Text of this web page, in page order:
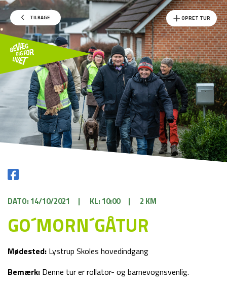
TILBAGE OPRET TUR
DATO: 14/10/2021 | KL: 10:00 | 2 KM
GO´MORN´GÅTUR
Mødested: Lystrup Skoles hovedindgang
Bemærk: Denne tur er rollator- og barnevognsvenlig.